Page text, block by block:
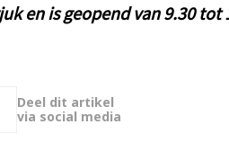
en is geopend van 9.30 tot
Deel dit artikel
via social media